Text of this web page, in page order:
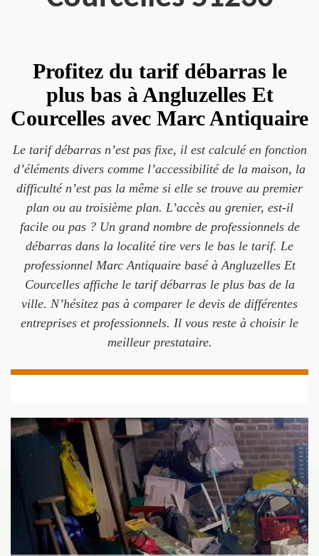
Profitez du tarif débarras le
plus bas à Angluzelles Et
Courcelles avec Marc Antiquaire
Le tarif débarras n’est pas fixe, il est calculé en fonction
d’éléments divers comme l’accessibilité de la maison, la
difficulté n’est pas la même si elle se trouve au premier
plan ou au troisième plan. L’accès au grenier, est-il
facile ou pas ? Un grand nombre de professionnels de
débarras dans la localité tire vers le bas le tarif. Le
professionnel Marc Antiquaire basé à Angluzelles Et
Courcelles affiche le tarif débarras le plus bas de la
ville. N’hésitez pas à comparer le devis de différentes
entreprises et professionnels. Il vous reste à choisir le
meilleur prestataire.